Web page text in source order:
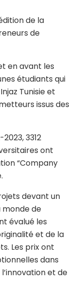
de la
de
en avant les
étudiants qui
Tunisie et
issus des
3312
ont
“Company
devant un
monde de
évalué les
et de la
Les prix ont
dans
et de